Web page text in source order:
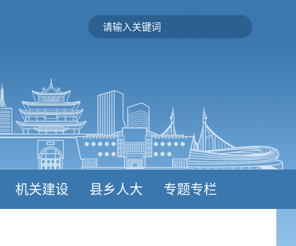
机关建设 县乡人大 专题专栏